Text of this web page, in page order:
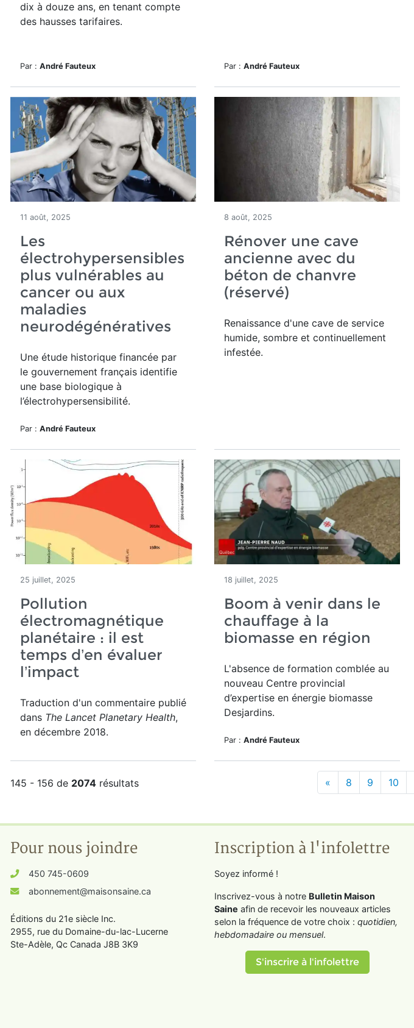
dix à douze ans, en tenant compte
des hausses tarifaires.
Par : André Fauteux Par : André Fauteux
11 août, 2025
Les
électrohypersensibles
plus vulnérables au
cancer ou aux
maladies
neurodégénératives
Une étude historique financée par
le gouvernement français identifie
une base biologique à
l’électrohypersensibilité.
Par : André Fauteux
8 août, 2025
Rénover une cave
ancienne avec du
béton de chanvre
(réservé)
Renaissance d'une cave de service
humide, sombre et continuellement
infestée.
25 juillet, 2025
Pollution
électromagnétique
planétaire : il est
temps d’en évaluer
l’impact
Traduction d'un commentaire publié
dans The Lancet Planetary Health,
en décembre 2018.
18 juillet, 2025
Boom à venir dans le
chauffage à la
biomasse en région
L'absence de formation comblée au
nouveau Centre provincial
d’expertise en énergie biomasse
Desjardins.
Par : André Fauteux
145 - 156 de 2074 résultats « 8 9 10
Pour nous joindre
450 745-0609
abonnement@maisonsaine.ca
Éditions du 21e siècle Inc.
2955, rue du Domaine-du-lac-Lucerne
Ste-Adèle, Qc Canada J8B 3K9
Inscription à l'infolettre
Soyez informé !
Inscrivez-vous à notre Bulletin Maison
Saine afin de recevoir les nouveaux articles
selon la fréquence de votre choix : quotidien,
hebdomadaire ou mensuel.
S'inscrire à l'infolettre